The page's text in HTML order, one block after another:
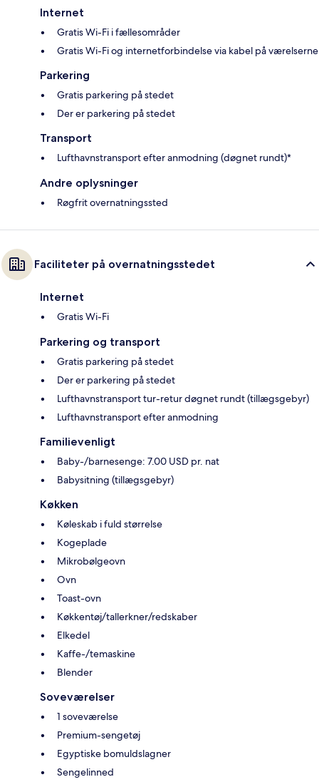
Internet
Gratis Wi-Fi i fællesområder
Gratis Wi-Fi og internetforbindelse via kabel på værelserne
Parkering
Gratis parkering på stedet
Der er parkering på stedet
Transport
Lufthavnstransport efter anmodning (døgnet rundt)*
Andre oplysninger
Røgfrit overnatningssted
Faciliteter på overnatningsstedet
Internet
Gratis Wi-Fi
Parkering og transport
Gratis parkering på stedet
Der er parkering på stedet
Lufthavnstransport tur-retur døgnet rundt (tillægsgebyr)
Lufthavnstransport efter anmodning
Familievenligt
Baby-/barnesenge: 7.00 USD pr. nat
Babysitning (tillægsgebyr)
Køkken
Køleskab i fuld størrelse
Kogeplade
Mikrobølgeovn
Ovn
Toast-ovn
Køkkentøj/tallerkner/redskaber
Elkedel
Kaffe-/temaskine
Blender
Soveværelser
1 soveværelse
Premium-sengetøj
Egyptiske bomuldslagner
Sengelinned